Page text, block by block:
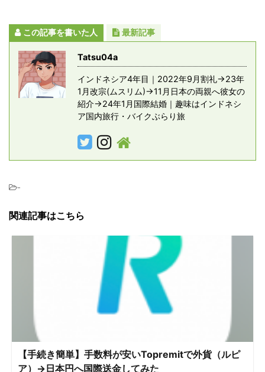
この記事を書いた人 最新記事
Tatsu04a
インドネシア4年目｜2022年9月割礼→23年
1月改宗(ムスリム)→11月日本の両親へ彼女の
紹介→24年1月国際結婚｜趣味はインドネシ
ア国内旅行・バイクぶらり旅
-
関連記事はこちら
【手続き簡単】手数料が安いTopremitで外貨（ルピ
ア）→日本円へ国際送金してみた